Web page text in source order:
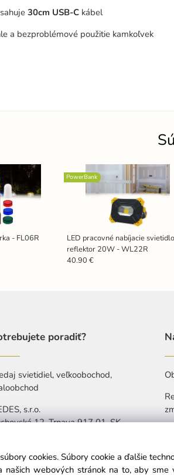
30cm USB-Ckábel
a bezproblémové použitie kamkoľvek
- FL06R
LED pracovné nabíjacie
reflektor 20W - WL22R
PowerBank
40.90 €
poradiť?
svietidiel, veľkoobochod,
s.r.o.
12, Trnava 917 01, SK
Pia: 7:30-15:30
cookies. Súbory cookie a ďalšie
našich webových stránok na to, aby